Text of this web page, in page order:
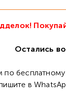
Остались
по
в